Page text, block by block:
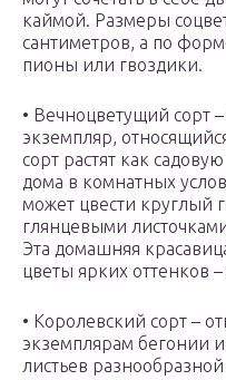
каймой. Размеры
сантиметров, а по
пионы или гвоздики.
• Вечноцветущий сорт
экземпляр,
сорт растят как
дома в комнатных
может цвести круглый
глянцевыми
Эта домашняя
цветы ярких оттенков
• Королевский сорт –
экземплярам бегонии
листьев